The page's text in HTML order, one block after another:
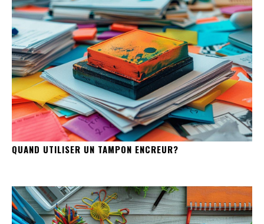
QUAND UTILISER UN TAMPON ENCREUR?